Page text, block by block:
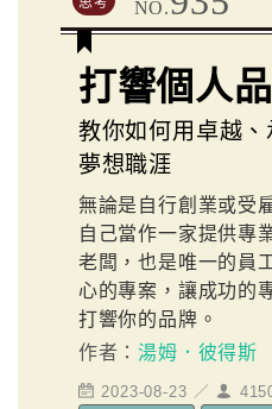
NO.
打響個人
教你如何用卓越
夢想職涯
無論是自行創業或受
自己當作一家提供專
老闆，也是唯一的員
心的專案，讓成功的
打響你的品牌。
作者：湯姆．彼得斯
2023-08-23 ／